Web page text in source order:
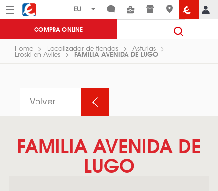
Menú Eroski
COMPRA ONLINE
Home Localizador de tiendas Asturias
Eroski en Aviles FAMILIA AVENIDA DE LUGO
Volver
FAMILIA AVENIDA DE
LUGO